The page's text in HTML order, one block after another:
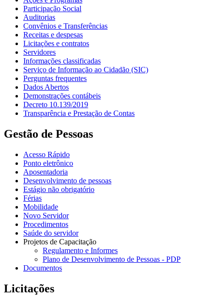
Participação Social
Auditorias
Convênios e Transferências
Receitas e despesas
Licitações e contratos
Servidores
Informações classificadas
Serviço de Informação ao Cidadão (SIC)
Perguntas frequentes
Dados Abertos
Demonstrações contábeis
Decreto 10.139/2019
Transparência e Prestação de Contas
Gestão de Pessoas
Acesso Rápido
Ponto eletrônico
Aposentadoria
Desenvolvimento de pessoas
Estágio não obrigatório
Férias
Mobilidade
Novo Servidor
Procedimentos
Saúde do servidor
Projetos de Capacitação
Regulamento e Informes
Plano de Desenvolvimento de Pessoas - PDP
Documentos
Licitações